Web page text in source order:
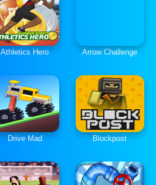
Athletics Hero Arrow Challenge
Drive Mad Blockpost